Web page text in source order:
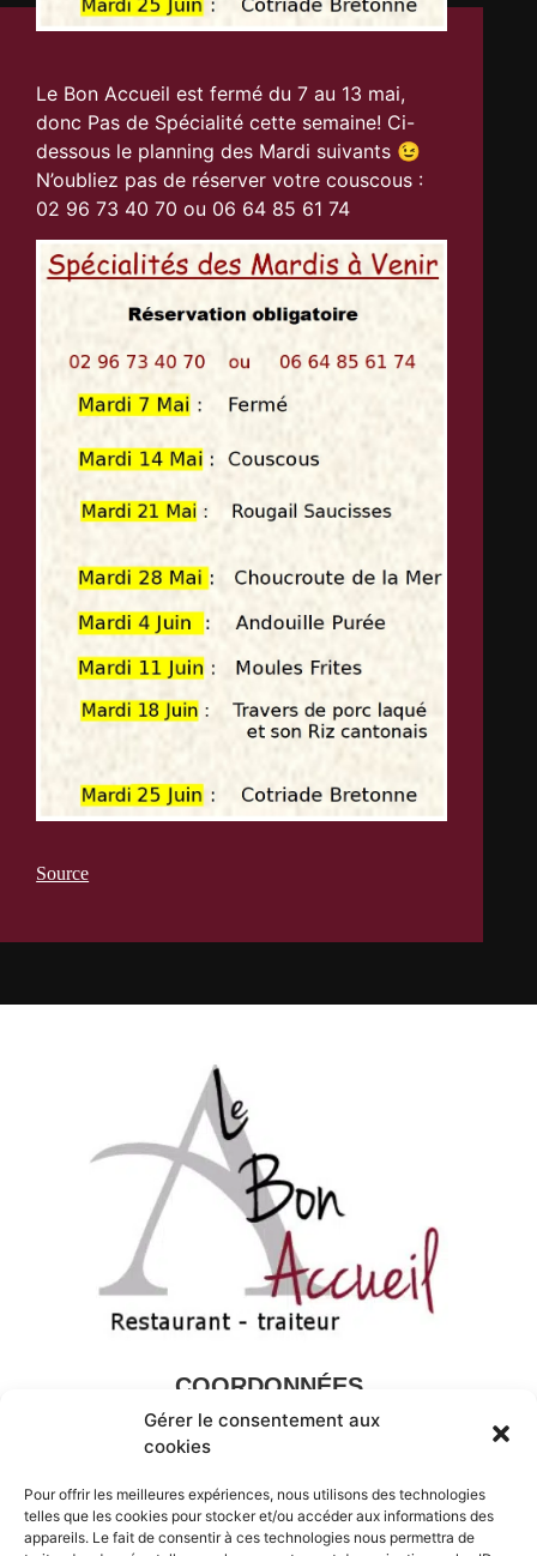
Gérer le consentement aux
cookies
Pour offrir les meilleures expériences, nous utilisons des technologies
telles que les cookies pour stocker et/ou accéder aux informations des
appareils. Le fait de consentir à ces technologies nous permettra de
Le Bon Accueil est fermé du 7 au 13 mai,
donc Pas de Spécialité cette semaine! Ci-
dessous le planning des Mardi suivants 😉
N’oubliez pas de réserver votre couscous :
02 96 73 40 70 ou 06 64 85 61 74
Source
COORDONNÉES
Le Champ Clineuf, 22150 Hénon
Mentions légales